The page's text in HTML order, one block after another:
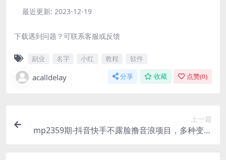
最近更新: 2023-12-19
下载遇到问题？可联系客服或反馈
副业 名字 小红 教程 软件
acalldelay 分享 收藏 点赞(0)
上一篇
mp2359期-抖音快手不露脸撸音浪项目，多种变现